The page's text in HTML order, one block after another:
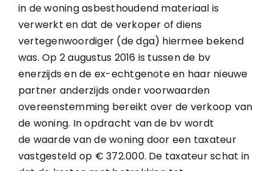
in de woning asbesthoudend materiaal is
verwerkt en dat de verkoper of diens
vertegenwoordiger (de dga) hiermee bekend
was. Op 2 augustus 2016 is tussen de bv
enerzijds en de ex-echtgenote en haar nieuwe
partner anderzijds onder voorwaarden
overeenstemming bereikt over de verkoop van
de woning. In opdracht van de bv wordt
de waarde van de woning door een taxateur
vastgesteld op € 372.000. De taxateur schat in